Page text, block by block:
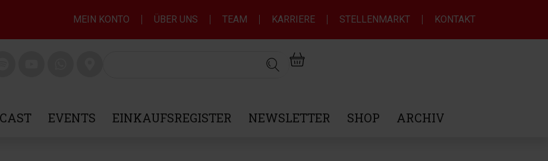
MEIN KONTO ÜBER UNS TEAM KARRIERE STELLENMARKT KONTAKT
EVENTS EINKAUFSREGISTER NEWSLETTER SHOP ARCHIV